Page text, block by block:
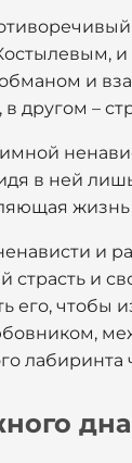
и
другом –
в ней
и
страсть и
чтобы
лабиринта
дна